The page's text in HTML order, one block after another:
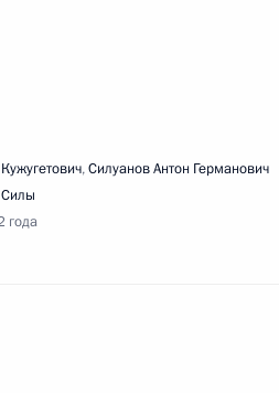
,Силуанов Антон Германович
года